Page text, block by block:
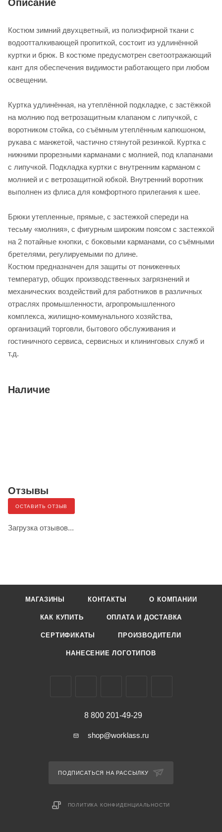
Описание
Костюм зимний двухцветный, из полиэфирной ткани с
водоотталкивающей пропиткой, состоит из удлинённой
куртки и брюк. В костюме предусмотрен светоотражающий
кант для обеспечения видимости работающего при любом
освещении.
Куртка удлинённая, на утеплённой подкладке, с застёжкой
на молнию под ветрозащитным клапаном с липучкой, с
воротником стойка, со съёмным утеплённым капюшоном,
рукава с манжетой, частично стянутой резинкой. Куртка с
нижними прорезными карманами с молнией, под клапанами
с липучкой. Подкладка куртки с внутренним карманом с
молнией и с ветрозащитной юбкой. Внутренний воротник
выполнен из флиса для комфортного прилегания к шее.
Брюки утепленные, прямые, с застежкой спереди на
тесьму «молния», с фигурным широким поясом с застежкой
на 2 потайные кнопки, с боковыми карманами, со съёмными
бретелями, регулируемыми по длине.
Костюм предназначен для защиты от пониженных
температур, общих производственных загрязнений и
механических воздействий для работников в различных
отраслях промышленности, агропромышленного
комплекса, жилищно-коммунального хозяйства,
организаций торговли, бытового обслуживания и
гостиничного сервиса, сервисных и клининговых служб и
т.д.
Наличие
Отзывы
ОСТАВИТЬ ОТЗЫВ
Загрузка отзывов...
МАГАЗИНЫ КОНТАКТЫ О КОМПАНИИ
КАК КУПИТЬ ОПЛАТА И ДОСТАВКА
СЕРТИФИКАТЫ ПРОИЗВОДИТЕЛИ
НАНЕСЕНИЕ ЛОГОТИПОВ
8 800 201-49-29
shop@worklass.ru
ПОДПИСАТЬСЯ НА РАССЫЛКУ
ПОЛИТИКА КОНФИДЕНЦИАЛЬНОСТИ